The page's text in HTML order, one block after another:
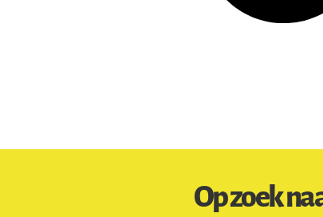
Op zoek